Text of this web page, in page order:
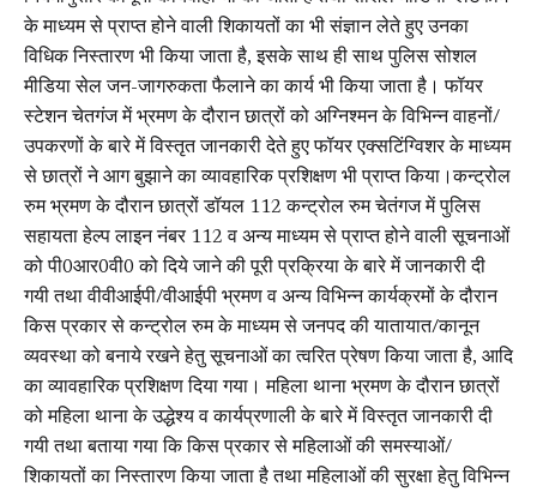
के माध्यम से प्राप्त होने वाली शिकायतों का भी संज्ञान लेते हुए उनका
विधिक निस्तारण भी किया जाता है, इसके साथ ही साथ पुलिस सोशल
मीडिया सेल जन-जागरुकता फैलाने का कार्य भी किया जाता है। फॉयर
स्टेशन चेतगंज में भ्रमण के दौरान छात्रों को अग्निश्मन के विभिन्न वाहनों/
उपकरणों के बारे में विस्तृत जानकारी देते हुए फॉयर एक्सटिंग्विशर के माध्यम
से छात्रों ने आग बुझाने का व्यावहारिक प्रशिक्षण भी प्राप्त किया।कन्ट्रोल
रुम भ्रमण के दौरान छात्रों डॉयल 112 कन्ट्रोल रुम चेतंगज में पुलिस
सहायता हेल्प लाइन नंबर 112 व अन्य माध्यम से प्राप्त होने वाली सूचनाओं
को पी0आर0वी0 को दिये जाने की पूरी प्रक्रिया के बारे में जानकारी दी
गयी तथा वीवीआईपी/वीआईपी भ्रमण व अन्य विभिन्न कार्यक्रमों के दौरान
किस प्रकार से कन्ट्रोल रुम के माध्यम से जनपद की यातायात/कानून
व्यवस्था को बनाये रखने हेतु सूचनाओं का त्वरित प्रेषण किया जाता है, आदि
का व्यावहारिक प्रशिक्षण दिया गया। महिला थाना भ्रमण के दौरान छात्रों
को महिला थाना के उद्धेश्य व कार्यप्रणाली के बारे में विस्तृत जानकारी दी
गयी तथा बताया गया कि किस प्रकार से महिलाओं की समस्याओं/
शिकायतों का निस्तारण किया जाता है तथा महिलाओं की सुरक्षा हेतु विभिन्न